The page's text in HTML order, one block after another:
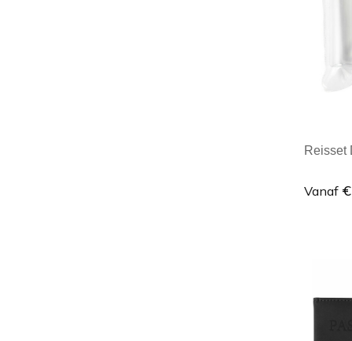
Reisset
Vanaf